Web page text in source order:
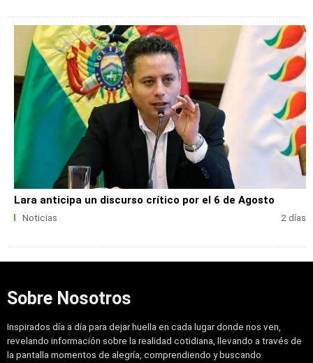
Lara anticipa un discurso crítico por el 6 de Agosto
Noticias 2 días
Sobre Nosotros
Inspirados día a día para dejar huella en cada lugar donde nos ven,
revelando información sobre la realidad cotidiana, llevando a través de
la pantalla momentos de alegría, comprendiendo y buscando